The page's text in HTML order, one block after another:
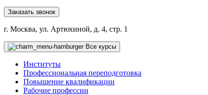
Заказать звонок
г. Москва, ул. Артюхиной, д. 4, стр. 1
Все курсы
Институты
Профессиональная переподготовка
Повышение квалификации
Рабочие профессии